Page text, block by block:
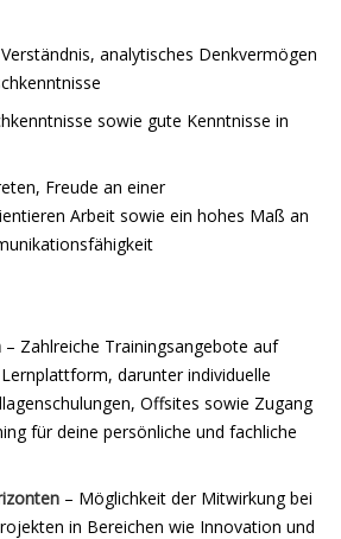
analytisches Denkvermögen
sowie gute Kenntnisse in
Freude an einer
Arbeit sowie ein hohes Maß an
– Zahlreiche Trainingsangebote auf
darunter individuelle
Offsites sowie Zugang
für deine persönliche und fachliche
– Möglichkeit der Mitwirkung bei
in Bereichen wie Innovation und